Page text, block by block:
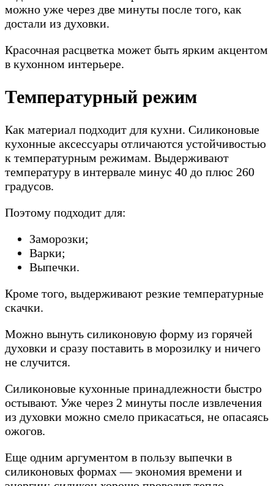
можно уже через две минуты после того, как
достали из духовки.
Красочная расцветка может быть ярким акцентом
в кухонном интерьере.
Температурный режим
Как материал подходит для кухни. Силиконовые
кухонные аксессуары отличаются устойчивостью
к температурным режимам. Выдерживают
температуру в интервале минус 40 до плюс 260
градусов.
Поэтому подходит для:
Заморозки;
Варки;
Выпечки.
Кроме того, выдерживают резкие температурные
скачки.
Можно вынуть силиконовую форму из горячей
духовки и сразу поставить в морозилку и ничего
не случится.
Силиконовые кухонные принадлежности быстро
остывают. Уже через 2 минуты после извлечения
из духовки можно смело прикасаться, не опасаясь
ожогов.
Еще одним аргументом в пользу выпечки в
силиконовых формах — экономия времени и